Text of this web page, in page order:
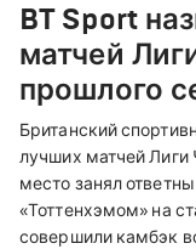
BT Sport
матчей
прошлого
Британский
лучших матчей Лиги
место занял
«Тоттенхэмом» на
совершили камбэк